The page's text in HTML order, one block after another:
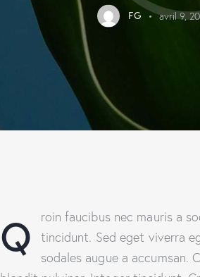
FG avril 9,
Q
roin faucibus nec mauris a
tincidunt. Sed eget viverra
sodales augue a accumsan.